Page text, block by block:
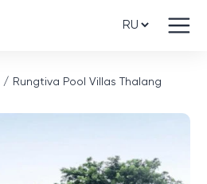
Rungtiva Pool Villas Thalang